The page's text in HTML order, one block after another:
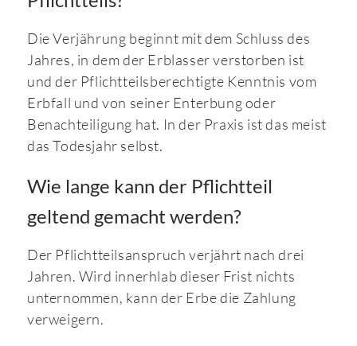
Die Verjährung beginnt mit dem Schluss des
Jahres, in dem der Erblasser verstorben ist
und der Pflichtteilsberechtigte Kenntnis vom
Erbfall und von seiner Enterbung oder
Benachteiligung hat. In der Praxis ist das meist
das Todesjahr selbst.
Wie lange kann der Pflichtteil
geltend gemacht werden?
Der Pflichtteilsanspruch verjährt nach drei
Jahren. Wird innerhlab dieser Frist nichts
unternommen, kann der Erbe die Zahlung
verweigern.